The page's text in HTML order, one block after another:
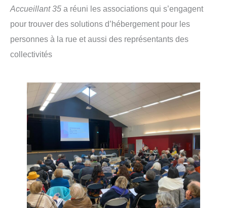
Accueillant 35 a réuni les associations qui s’engagent
pour trouver des solutions d’hébergement pour les
personnes à la rue et aussi des représentants des
collectivités